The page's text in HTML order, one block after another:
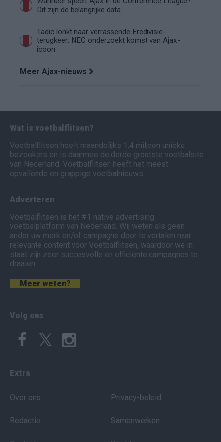
Dit zijn de belangrijke data
Tadic lonkt naar verrassende Eredivisie-
terugkeer: NEC onderzoekt komst van Ajax-
icoon
Meer Ajax-nieuws
Wat is voetbalflitsen?
Voetbalflitsen heeft maandelijks 1,4 miljoen unieke
bezoekers en is daarmee de derde grootste voetbalsite
van Nederland. Voetbalflitsen heeft het meest
opvallende en grappige voetbalnieuws.
Adverteren
Voetbalflitsen is het #1 native advertising
voetbalplatform van Nederland. Wij weten als geen
ander uw merk en/of campagne door te vertalen naar
relevante content voor Voetbalflitsen, waardoor we in
staat zijn zeer succesvolle en efficiënte campagnes te
draaien.
Meer weten?
Volg ons
Extra
Over ons
Redactie
Privacy-beleid
Samenwerken